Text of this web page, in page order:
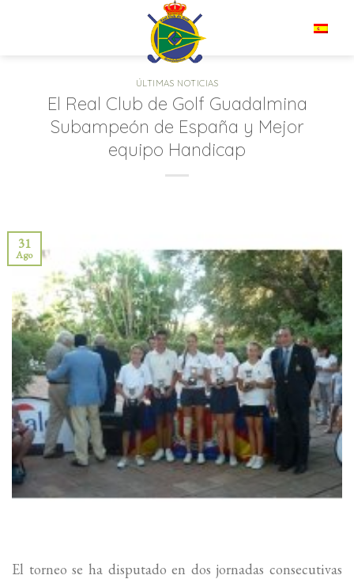
ÚLTIMAS NOTICIAS
El Real Club de Golf Guadalmina
Subampeón de España y Mejor
equipo Handicap
31
Ago
El torneo se ha disputado en dos jornadas consecutivas